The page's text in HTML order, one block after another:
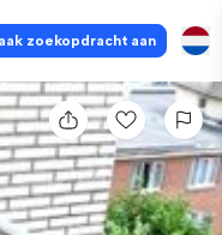
zoekopdracht aan